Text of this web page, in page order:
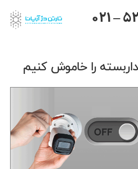
021 –
را خاموش کنیم